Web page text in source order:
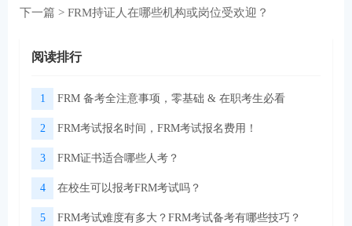
下一篇 > FRM持证人在哪些机构或岗位受欢迎？
阅读排行
1 FRM 备考全注意事项，零基础 & 在职考生必看
2 FRM考试报名时间，FRM考试报名费用！
3 FRM证书适合哪些人考？
4 在校生可以报考FRM考试吗？
5 FRM考试难度有多大？FRM考试备考有哪些技巧？